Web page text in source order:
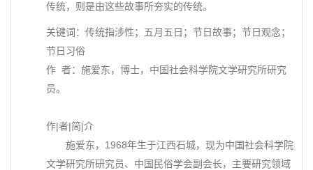
传统，则是由这些故事所夯实的传统。
关键词：传统指涉性；五月五日；节日故事；节日观念；
节日习俗
作 者：施爱东，博士，中国社会科学院文学研究所研究
员。
作|者|简|介
施爱东，1968年生于江西石城，现为中国社会科学院
文学研究所研究员、中国民俗学会副会长，主要研究领域